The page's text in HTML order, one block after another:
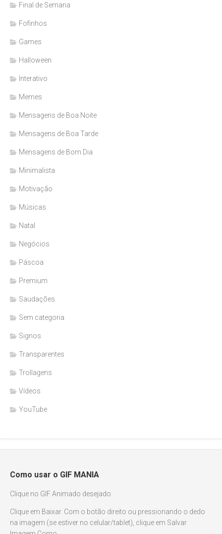
Final de Semana
Fofinhos
Games
Halloween
Interativo
Memes
Mensagens de Boa Noite
Mensagens de Boa Tarde
Mensagens de Bom Dia
Minimalista
Motivação
Músicas
Natal
Negócios
Páscoa
Premium
Saudações
Sem categoria
Signos
Transparentes
Trollagens
Vídeos
YouTube
Como usar o GIF MANIA
Clique no GIF Animado desejado.
Clique em Baixar. Com o botão direito ou pressionando o dedo
na imagem (se estiver no celular/tablet), clique em Salvar